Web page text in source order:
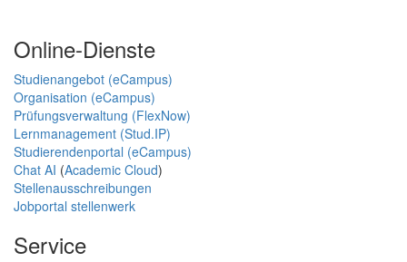
Online-Dienste
Studienangebot (eCampus)
Organisation (eCampus)
Prüfungsverwaltung (FlexNow)
Lernmanagement (Stud.IP)
Studierendenportal (eCampus)
Chat AI (Academic Cloud)
Stellenausschreibungen
Jobportal stellenwerk
Service